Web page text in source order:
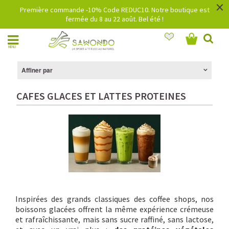
Première commande -10% Code REDUC10. Notre boutique est
fermée du 8 au 22 août. Bel été !
×
MENU
Affiner par
CAFES GLACES ET LATTES PROTEINES
Inspirées des grands classiques des coffee shops, nos
boissons glacées offrent la même expérience crémeuse
et rafraîchissante, mais sans sucre raffiné, sans lactose,